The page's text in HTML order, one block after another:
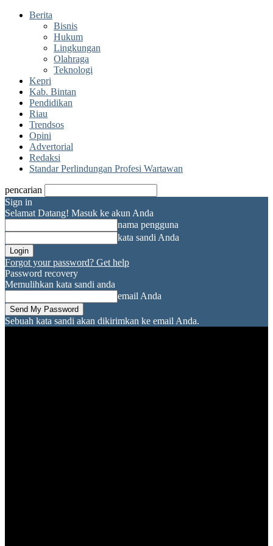
Berita
Bisnis
Hukum
Lingkungan
Olahraga
Teknologi
Kepri
Kab. Bintan
Pendidikan
Riau
Trendsos
Opini
Advertorial
Redaksi
Standar Perlindungan Profesi Wartawan
pencarian
Sign in
Selamat Datang! Masuk ke akun Anda
nama pengguna
kata sandi Anda
Forgot your password? Get help
Password recovery
Memulihkan kata sandi anda
email Anda
Sebuah kata sandi akan dikirimkan ke email Anda.